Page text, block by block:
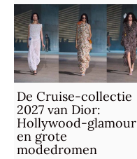
De Cruise-collectie
2027 van Dior:
Hollywood-glamour
en grote
modedromen